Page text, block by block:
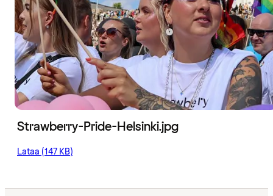
Strawberry-Pride-Helsinki.jpg
Lataa (147 KB)